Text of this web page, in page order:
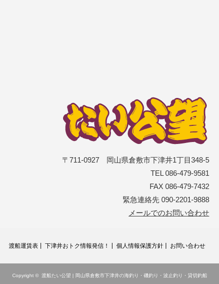
〒711-0927 岡山県倉敷市下津井1丁目348-5
TEL 086-479-9581
FAX 086-479-7432
緊急連絡先 090-2201-9888
メールでのお問い合わせ
渡船運賃表 下津井おトク情報発信！ 個人情報保護方針 お問い合わせ
Copyright © 渡船たい公望 | 岡山県倉敷市下津井の海釣り・磯釣り・波止釣り・貸切釣船